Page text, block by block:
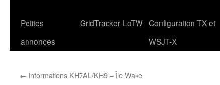
Petites
annonces
GridTracker LoTW Configuration TX et
WSJT-X
← Informations KH7AL/KH9 – Île Wake